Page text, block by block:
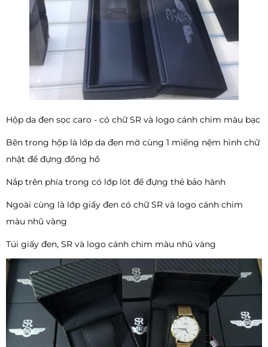
Hộp da đen sọc caro - có chữ SR và logo cánh chim màu bạc
Bên trong hộp là lớp da đen mờ cùng 1 miếng nệm hình chữ
nhật để đựng đồng hồ
Nắp trên phía trong có lớp lót để đựng thẻ bảo hành
Ngoài cùng là lớp giấy đen có chữ SR và logo cánh chim
màu nhũ vàng
Túi giấy đen, SR và logo cánh chim màu nhũ vàng